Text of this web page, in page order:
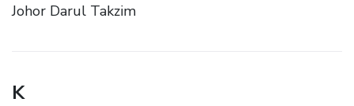
Johor Darul Takzim
K